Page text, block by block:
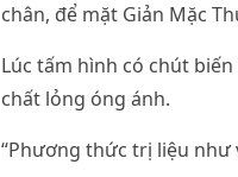
chân, để mặt Giản Mặc
Lúc tấm hình có chút
chất lỏng óng ánh.
“Phương thức trị liệu như